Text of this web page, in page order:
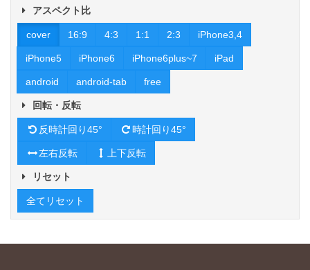
アスペクト比
cover 16:9 4:3 1:1 2:3 iPhone3,4
iPhone5 iPhone6 iPhone6plus~7 iPad
android android-tab free
回転・反転
反時計回り45° 時計回り45°
左右反転 上下反転
リセット
全てリセット